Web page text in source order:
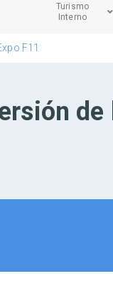
Turismo
Interno
F11
de